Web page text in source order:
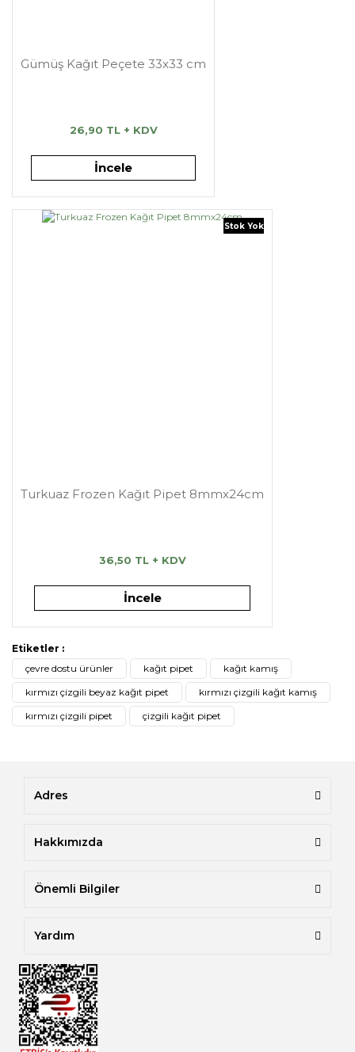
Gümüş Kağıt Peçete 33x33 cm
26,90 TL + KDV
İncele
Stok Yok
Turkuaz Frozen Kağıt Pipet 8mmx24cm
36,50 TL + KDV
İncele
Etiketler :
çevre dostu ürünler
kağıt pipet
kağıt kamış
kırmızı çizgili beyaz kağıt pipet
kırmızı çizgili kağıt kamış
kırmızı çizgili pipet
çizgili kağıt pipet
Adres
Hakkımızda
Önemli Bilgiler
Yardım